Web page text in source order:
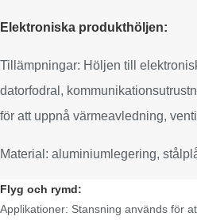
Elektroniska produkthöljen:
Tillämpningar: Höljen till
datorfodral,
för att uppnå värmeavledning,
Material: aluminiumlegering,
Flyg och rymd:
Applikationer: Stansning används för